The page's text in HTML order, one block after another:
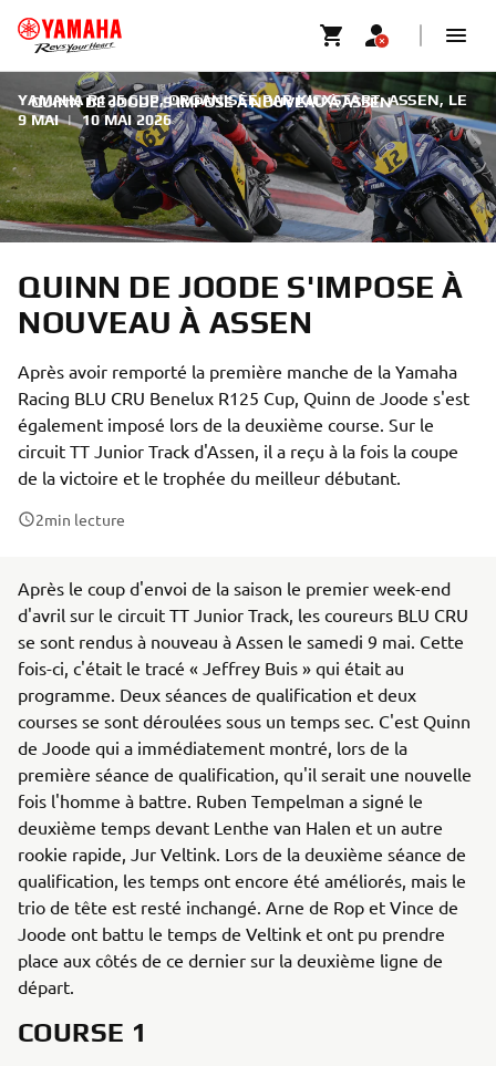
QUINN DE JOODE S'IMPOSE À NOUVEAU À ASSEN
YAMAHA R125 CUP, ORGANISÉE PAR KICXSTART, ASSEN, LE
9 MAI | 10 MAI 2026
QUINN DE JOODE S'IMPOSE À
NOUVEAU À ASSEN
Après avoir remporté la première manche de la Yamaha
Racing BLU CRU Benelux R125 Cup, Quinn de Joode s'est
également imposé lors de la deuxième course. Sur le
circuit TT Junior Track d'Assen, il a reçu à la fois la coupe
de la victoire et le trophée du meilleur débutant.
2min lecture
Après le coup d'envoi de la saison le premier week-end
d'avril sur le circuit TT Junior Track, les coureurs BLU CRU
se sont rendus à nouveau à Assen le samedi 9 mai. Cette
fois-ci, c'était le tracé « Jeffrey Buis » qui était au
programme. Deux séances de qualification et deux
courses se sont déroulées sous un temps sec. C'est Quinn
de Joode qui a immédiatement montré, lors de la
première séance de qualification, qu'il serait une nouvelle
fois l'homme à battre. Ruben Tempelman a signé le
deuxième temps devant Lenthe van Halen et un autre
rookie rapide, Jur Veltink. Lors de la deuxième séance de
qualification, les temps ont encore été améliorés, mais le
trio de tête est resté inchangé. Arne de Rop et Vince de
Joode ont battu le temps de Veltink et ont pu prendre
place aux côtés de ce dernier sur la deuxième ligne de
départ.
COURSE 1